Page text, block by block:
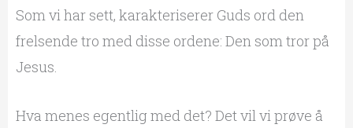
Som vi har sett, karakteriserer Guds ord den
frelsende tro med disse ordene: Den som tror på
Jesus.
Hva menes egentlig med det? Det vil vi prøve å